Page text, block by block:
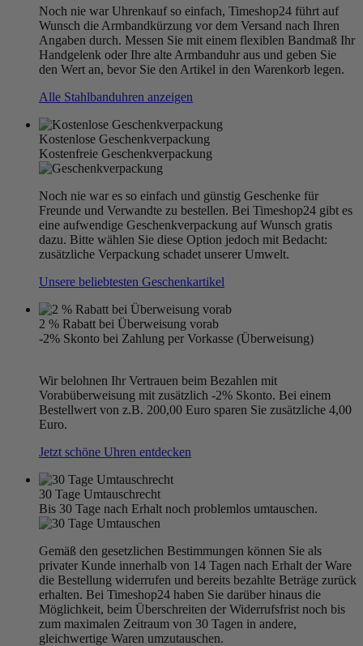
Noch nie war Uhrenkauf so einfach, Timeshop24 führt auf
Wunsch die Armbandkürzung vor dem Versand nach Ihren
Angaben durch. Messen Sie mit einem flexiblen Bandmaß Ihr
Handgelenk oder Ihre alte Armbanduhr aus und geben Sie
den Wert an, bevor Sie den Artikel in den Warenkorb legen.
Alle Stahlbanduhren anzeigen
Kostenlose Geschenkverpackung
Kostenfreie Geschenkverpackung
Noch nie war es so einfach und günstig Geschenke für
Freunde und Verwandte zu bestellen. Bei Timeshop24 gibt es
eine aufwendige Geschenkverpackung auf Wunsch gratis
dazu. Bitte wählen Sie diese Option jedoch mit Bedacht:
zusätzliche Verpackung schadet unserer Umwelt.
Unsere beliebtesten Geschenkartikel
2 % Rabatt bei Überweisung vorab
-2% Skonto bei Zahlung per Vorkasse (Überweisung)
Wir belohnen Ihr Vertrauen beim Bezahlen mit
Vorabüberweisung mit zusätzlich -2% Skonto. Bei einem
Bestellwert von z.B. 200,00 Euro sparen Sie zusätzliche 4,00
Euro.
Jetzt schöne Uhren entdecken
30 Tage Umtauschrecht
Bis 30 Tage nach Erhalt noch problemlos umtauschen.
Gemäß den gesetzlichen Bestimmungen können Sie als
privater Kunde innerhalb von 14 Tagen nach Erhalt der Ware
die Bestellung widerrufen und bereits bezahlte Beträge zurück
erhalten. Bei Timeshop24 haben Sie darüber hinaus die
Möglichkeit, beim Überschreiten der Widerrufsfrist noch bis
zum maximalen Zeitraum von 30 Tagen in andere,
gleichwertige Waren umzutauschen.